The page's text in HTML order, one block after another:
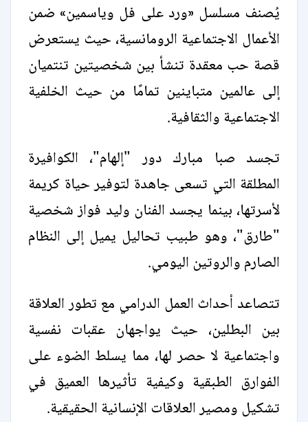
يُصنف مسلسل «ورد على فل وياسمين» ضمن
الأعمال الاجتماعية الرومانسية، حيث يستعرض
قصة حب معقدة تنشأ بين شخصيتين تنتميان
إلى عالمين متباينين تمامًا من حيث الخلفية
الاجتماعية والثقافية.
تجسد صبا مبارك دور "إلهام"، الكوافيرة
المطلقة التي تسعى جاهدة لتوفير حياة كريمة
لأسرتها، بينما يجسد الفنان وليد فواز شخصية
"طارق"، وهو طبيب تحاليل يميل إلى النظام
الصارم والروتين اليومي.
تتصاعد أحداث العمل الدرامي مع تطور العلاقة
بين البطلين، حيث يواجهان عقبات نفسية
واجتماعية لا حصر لها، مما يسلط الضوء على
الفوارق الطبقية وكيفية تأثيرها العميق في
تشكيل ومصير العلاقات الإنسانية الحقيقية.